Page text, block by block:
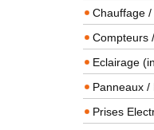
Chauffage
Compteurs
Eclairage
Panneaux /
Prises